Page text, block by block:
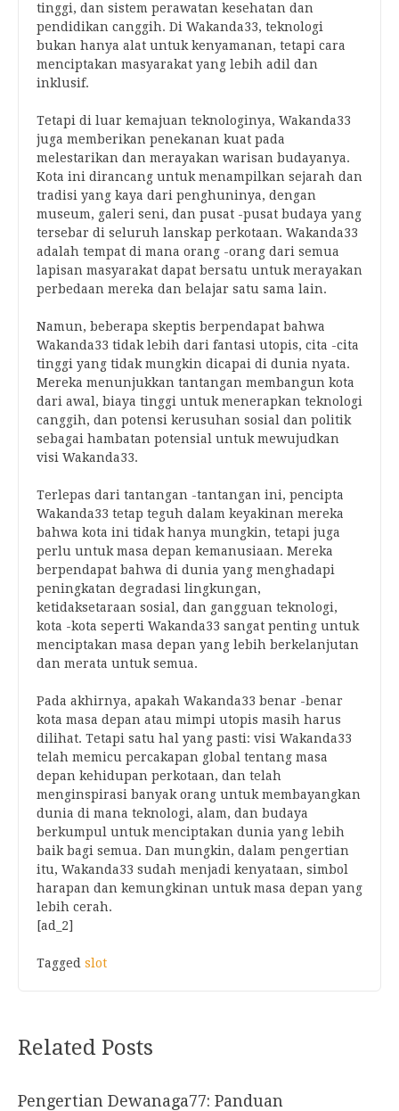
tinggi, dan sistem perawatan kesehatan dan
pendidikan canggih. Di Wakanda33, teknologi
bukan hanya alat untuk kenyamanan, tetapi cara
menciptakan masyarakat yang lebih adil dan
inklusif.
Tetapi di luar kemajuan teknologinya, Wakanda33
juga memberikan penekanan kuat pada
melestarikan dan merayakan warisan budayanya.
Kota ini dirancang untuk menampilkan sejarah dan
tradisi yang kaya dari penghuninya, dengan
museum, galeri seni, dan pusat -pusat budaya yang
tersebar di seluruh lanskap perkotaan. Wakanda33
adalah tempat di mana orang -orang dari semua
lapisan masyarakat dapat bersatu untuk merayakan
perbedaan mereka dan belajar satu sama lain.
Namun, beberapa skeptis berpendapat bahwa
Wakanda33 tidak lebih dari fantasi utopis, cita -cita
tinggi yang tidak mungkin dicapai di dunia nyata.
Mereka menunjukkan tantangan membangun kota
dari awal, biaya tinggi untuk menerapkan teknologi
canggih, dan potensi kerusuhan sosial dan politik
sebagai hambatan potensial untuk mewujudkan
visi Wakanda33.
Terlepas dari tantangan -tantangan ini, pencipta
Wakanda33 tetap teguh dalam keyakinan mereka
bahwa kota ini tidak hanya mungkin, tetapi juga
perlu untuk masa depan kemanusiaan. Mereka
berpendapat bahwa di dunia yang menghadapi
peningkatan degradasi lingkungan,
ketidaksetaraan sosial, dan gangguan teknologi,
kota -kota seperti Wakanda33 sangat penting untuk
menciptakan masa depan yang lebih berkelanjutan
dan merata untuk semua.
Pada akhirnya, apakah Wakanda33 benar -benar
kota masa depan atau mimpi utopis masih harus
dilihat. Tetapi satu hal yang pasti: visi Wakanda33
telah memicu percakapan global tentang masa
depan kehidupan perkotaan, dan telah
menginspirasi banyak orang untuk membayangkan
dunia di mana teknologi, alam, dan budaya
berkumpul untuk menciptakan dunia yang lebih
baik bagi semua. Dan mungkin, dalam pengertian
itu, Wakanda33 sudah menjadi kenyataan, simbol
harapan dan kemungkinan untuk masa depan yang
lebih cerah.
[ad_2]
Tagged slot
Related Posts
Pengertian Dewanaga77: Panduan
Post